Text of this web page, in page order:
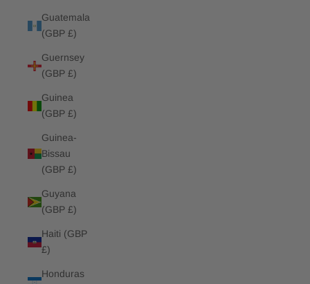
Guatemala
(GBP £)
Guernsey
(GBP £)
Guinea
(GBP £)
Guinea-
Bissau
(GBP £)
Guyana
(GBP £)
Haiti (GBP
£)
Honduras